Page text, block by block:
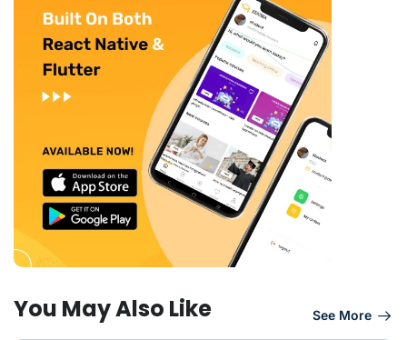
You May Also Like See More